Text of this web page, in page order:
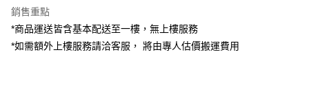
元大商業銀行
台新國際商業銀行
中國信託商業銀行
台灣樂天信用卡公司
聯邦商業銀行
元大商業銀行
永豐商業銀行
玉山商業銀行
星展（台灣）商業銀行
匯豐（台灣）商業銀行
聯邦商業銀行
遠東國際商業銀行
元大商業銀行
永豐商業銀行
悠遊付
Google Pay
銷售重點
*商品運送皆含基本配送至一樓，無上樓服務
*如需額外上樓服務請洽客服， 將由專人估價搬運費用